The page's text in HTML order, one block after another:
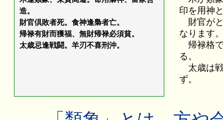
造。
財官倶敗者死。食神逢梟者亡。
帰禄有財而獲福、無財帰禄必須貧。
太歳忌逢戦闘。羊刃不喜刑沖。
印を用神
財官が
なります
帰禄格
る。
太歳は
ず。